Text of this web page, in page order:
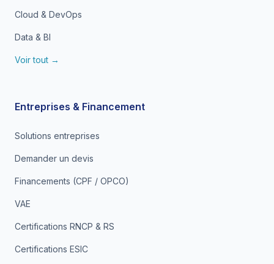
Cloud & DevOps
Data & BI
Voir tout →
Entreprises & Financement
Solutions entreprises
Demander un devis
Financements (CPF / OPCO)
VAE
Certifications RNCP & RS
Certifications ESIC